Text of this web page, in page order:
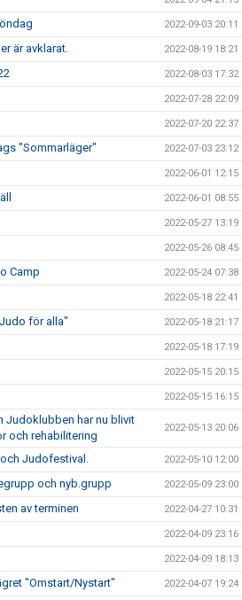
2022-09-03 20:11
är avklarat. 2022-08-19 18:21
2022-08-03 17:32
2022-07-28 22:09
2022-07-20 22:37
"Sommarläger" 2022-07-03 23:12
2022-06-01 12:15
2022-06-01 08:55
2022-05-27 13:19
2022-05-26 08:45
Camp 2022-05-24 07:38
2022-05-18 22:41
för alla" 2022-05-18 21:17
2022-05-18 17:19
2022-05-15 20:15
2022-05-15 16:15
Judoklubben har nu blivit
och rehabilitering
2022-05-13 20:06
Judofestival. 2022-05-10 12:00
och nyb.grupp 2022-05-09 23:00
av terminen 2022-04-27 10:31
2022-04-09 23:16
2022-04-09 18:13
"Omstart/Nystart" 2022-04-07 19:24